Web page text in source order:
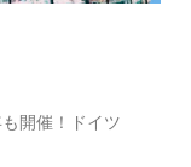
開催！ドイツ